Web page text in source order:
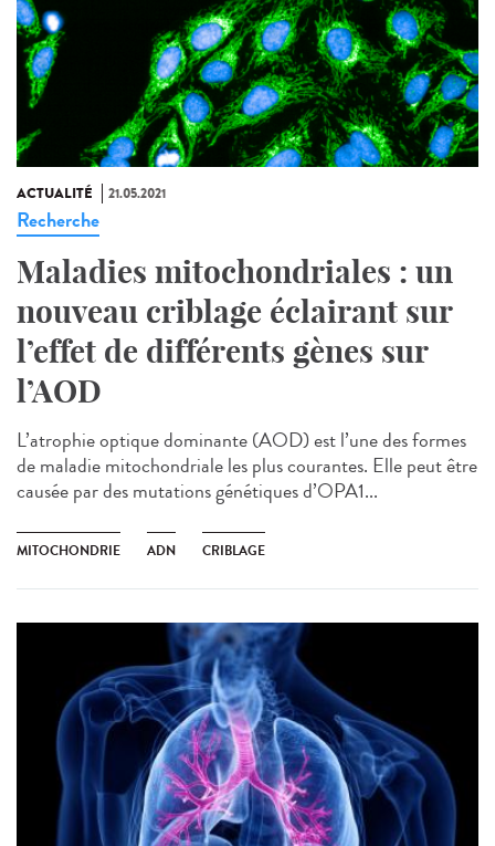
ACTUALITÉ 21.05.2021
Recherche
Maladies mitochondriales : un
nouveau criblage éclairant sur
l’effet de différents gènes sur
l’AOD
L’atrophie optique dominante (AOD) est l’une des formes
de maladie mitochondriale les plus courantes. Elle peut être
causée par des mutations génétiques d’OPA1...
MITOCHONDRIE ADN CRIBLAGE